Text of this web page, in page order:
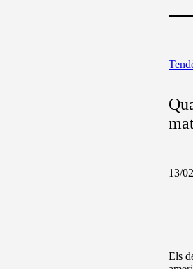
13/
Els